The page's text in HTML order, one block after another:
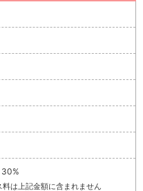
は上記金額に含まれません